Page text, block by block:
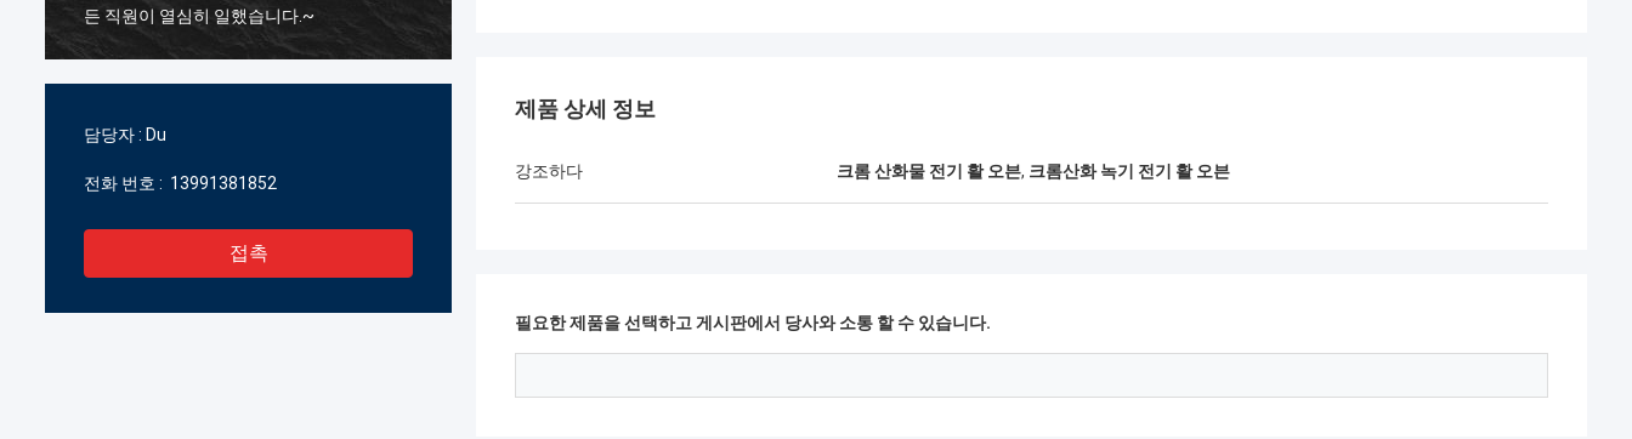
든 직원이 열심히 일했습니다.~
담당자 : Du
전화 번호 : 13991381852
접촉
제품 상세 정보
강조하다 크롬 산화물 전기 활 오븐, 크롬산화 녹기 전기 활 오븐
필요한 제품을 선택하고 게시판에서 당사와 소통 할 수 있습니다.